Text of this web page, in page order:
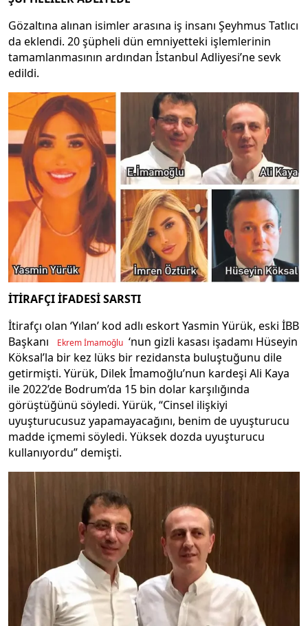
Gözaltına alınan isimler arasına iş insanı Şeyhmus Tatlıcı
da eklendi. 20 şüpheli dün emniyetteki işlemlerinin
tamamlanmasının ardından İstanbul Adliyesi’ne sevk
edildi.
İTİRAFÇI İFADESİ SARSTI
İtirafçı olan ‘Yılan’ kod adlı eskort Yasmin Yürük, eski İBB
Başkanı
Ekrem İmamoğlu ‘nun gizli kasası işadamı Hüseyin
Köksal’la bir kez lüks bir rezidansta buluştuğunu dile
getirmişti. Yürük, Dilek İmamoğlu’nun kardeşi Ali Kaya
ile 2022’de Bodrum’da 15 bin dolar karşılığında
görüştüğünü söyledi. Yürük, “Cinsel ilişkiyi
uyuşturucusuz yapamayacağını, benim de uyuşturucu
madde içmemi söyledi. Yüksek dozda uyuşturucu
kullanıyordu” demişti.